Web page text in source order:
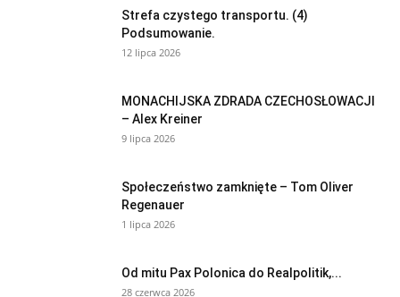
Strefa czystego transportu. (4)
Podsumowanie.
12 lipca 2026
MONACHIJSKA ZDRADA CZECHOSŁOWACJI
– Alex Kreiner
9 lipca 2026
Społeczeństwo zamknięte – Tom Oliver
Regenauer
1 lipca 2026
Od mitu Pax Polonica do Realpolitik,...
28 czerwca 2026